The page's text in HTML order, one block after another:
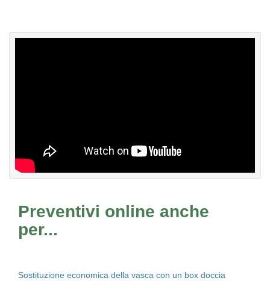
Preventivi online anche
per...
Sostituzione economica della vasca con un box doccia